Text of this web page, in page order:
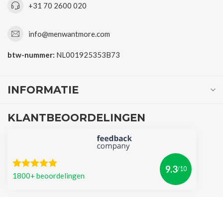
+31 70 2600 020
info@menwantmore.com
btw-nummer: NL001925353B73
INFORMATIE
KLANTBEOORDELINGEN
1800+ beoordelingen
9.3/10